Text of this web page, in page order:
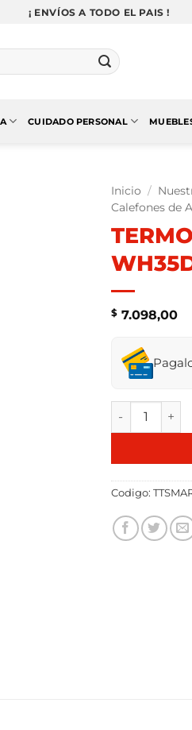
¡ ENVÍOS A TODO EL PAIS !
CUIDADO PERSONAL
Inicio /
Calefones de
$ 7.098,00
Codigo: